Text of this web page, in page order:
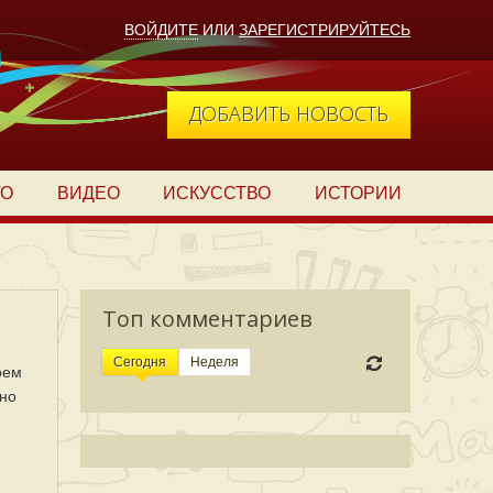
ВОЙДИТЕ ИЛИ ЗАРЕГИСТРИРУЙТЕСЬ
ДОБАВИТЬ НОВОСТЬ
ВИДЕО ИСКУССТВО ИСТОРИИ
Топ комментариев
Сегодня Неделя